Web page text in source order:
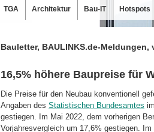
Bauletter, BAULINKS.de-Meldungen,
16,5% höhere Baupreise für
Die Preise für den Neubau konventionell
Angaben des Statistischen Bundesamtes
gestiegen. Im Mai 2022, dem vorherigen
Vorjahresvergleich um 17,6% gestiegen.
TGA Architektur Bau-IT Hotspots